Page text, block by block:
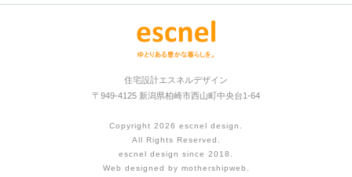
住宅設計エスネルデザイン
〒949-4125 新潟県柏崎市西山町中央台1-64
Copyright 2026 escnel design
All Rights Reserved.
escnel design since 2018.
Web designed by mothershipweb